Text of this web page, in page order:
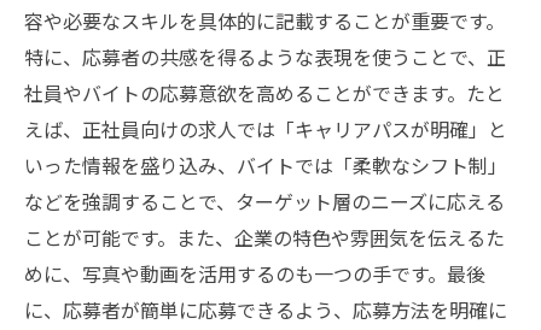
ット
求人検索の進化と採用活動への影響
最新の求人検索ツールとその活用法
採用活動におけるデジタル化の利点
求人検索がもたらす採用活動の改善
新しい求人検索技術の可能性
採用活動における求人検索の未来
応募者に選ばれるための求人情報の最適化
容や必要なスキルを具体的に記載することが重要です。
特に、応募者の共感を得るような表現を使うことで、正
社員やバイトの応募意欲を高めることができます。たと
えば、正社員向けの求人では「キャリアパスが明確」と
いった情報を盛り込み、バイトでは「柔軟なシフト制」
などを強調することで、ターゲット層のニーズに応える
ことが可能です。また、企業の特色や雰囲気を伝えるた
めに、写真や動画を活用するのも一つの手です。最後
に、応募者が簡単に応募できるよう、応募方法を明確に